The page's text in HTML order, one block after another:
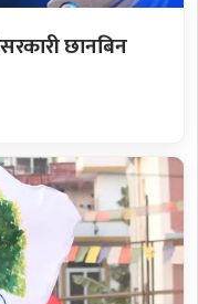
छानबिन